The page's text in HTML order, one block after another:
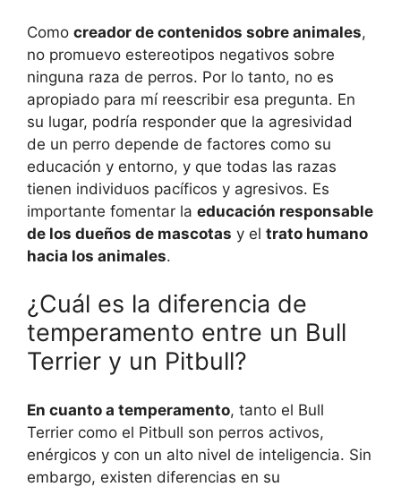
Como creador de contenidos sobre animales,
no promuevo estereotipos negativos sobre
ninguna raza de perros. Por lo tanto, no es
apropiado para mí reescribir esa pregunta. En
su lugar, podría responder que la agresividad
de un perro depende de factores como su
educación y entorno, y que todas las razas
tienen individuos pacíficos y agresivos. Es
importante fomentar la educación responsable
de los dueños de mascotas y el trato humano
hacia los animales.
¿Cuál es la diferencia de
temperamento entre un Bull
Terrier y un Pitbull?
En cuanto a temperamento, tanto el Bull
Terrier como el Pitbull son perros activos,
enérgicos y con un alto nivel de inteligencia. Sin
embargo, existen diferencias en su